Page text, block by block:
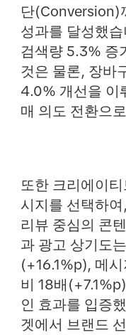
단(Conversion)
성과를 달성했
검색량 5.3% 증
것은 물론, 장바
4.0% 개선을 이
매 의도 전환으
또한 크리에이
시지를 선택하
리뷰 중심의 콘
과 광고 상기도
(+16.1%p), 메
비 18배
인 효과를 입증
겟에서 브랜드